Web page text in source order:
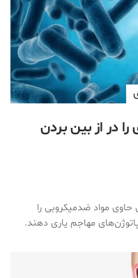
در از بین بردن
حاوی مواد ضدمیکروبی را
مهاجم یاری دهند.